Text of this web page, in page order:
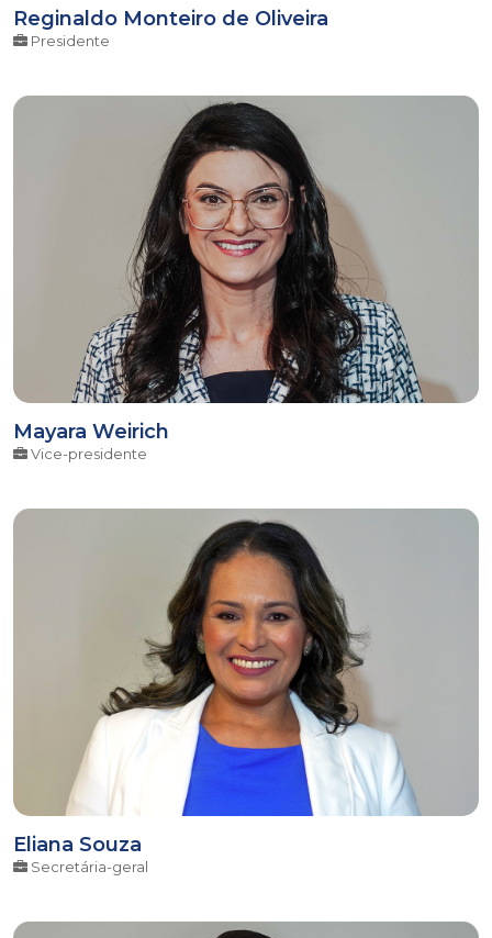
Reginaldo Monteiro de Oliveira
Presidente
Mayara Weirich
Vice-presidente
Eliana Souza
Secretária-geral